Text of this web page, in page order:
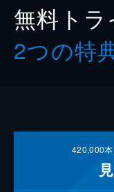
無料ト
2つの特
420,000